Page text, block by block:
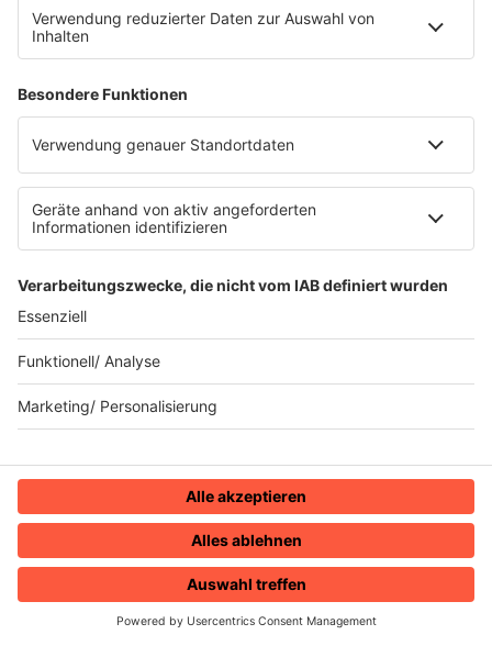
HOME RADIOS MENÜ
FAQ
Kontakt
Datenschutzeinstellungen
Clubbedingungen
Impressum
90s90s.de
Teilnahmebedingungen
Teilnahmebedingungen Social Media
Jobs bei 80s80s
KG.